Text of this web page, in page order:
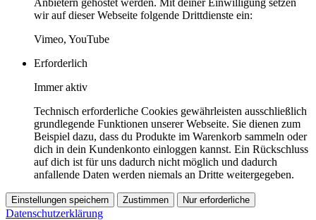
wir auf dieser Webseite folgende Drittdienste ein:
Vimeo, YouTube
Erforderlich
Immer aktiv
Technisch erforderliche Cookies gewährleisten ausschließlich
grundlegende Funktionen unserer Webseite. Sie dienen zum
Beispiel dazu, dass du Produkte im Warenkorb sammeln oder
dich in dein Kundenkonto einloggen kannst. Ein Rückschluss
auf dich ist für uns dadurch nicht möglich und dadurch
anfallende Daten werden niemals an Dritte weitergegeben.
Einstellungen speichern Zustimmen Nur erforderliche
Datenschutzerklärung